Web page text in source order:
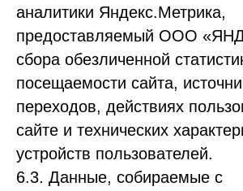
аналитики Яндекс.Метрика,
предоставляемый ООО
сбора обезличенной
посещаемости сайта,
переходов, действиях
сайте и технических
устройств пользователей.
6.3. Данные, собираемые с